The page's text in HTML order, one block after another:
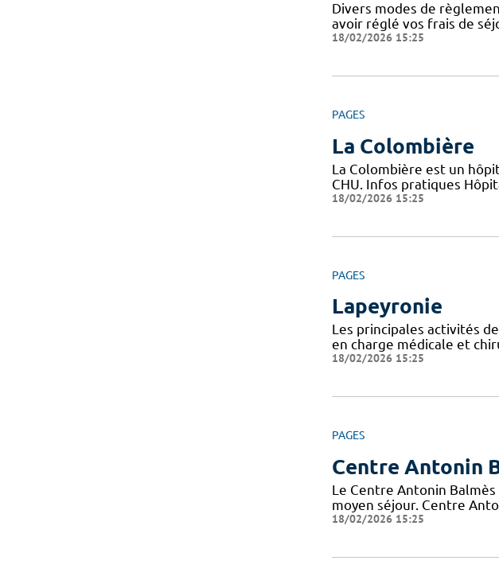
Divers modes de
avoir réglé vos frais de
18/02/2026 15:25
PAGES
La Colombière
La Colombière est un
CHU. Infos pratiques
18/02/2026 15:25
PAGES
Lapeyronie
Les principales activités
en charge médicale et
18/02/2026 15:25
PAGES
Centre Antonin
Le Centre Antonin
moyen séjour. Centre
18/02/2026 15:25